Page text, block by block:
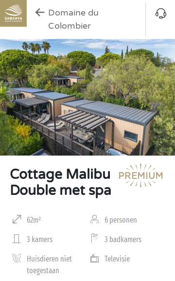
Domaine du
Colombier
Cottage Malibu
Double met spa
62m² 6 personen
3 kamers 3 badkamers
Huisdieren niet
toegestaan
Televisie